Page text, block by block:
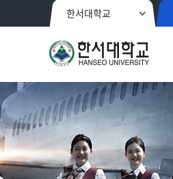
한서대학교